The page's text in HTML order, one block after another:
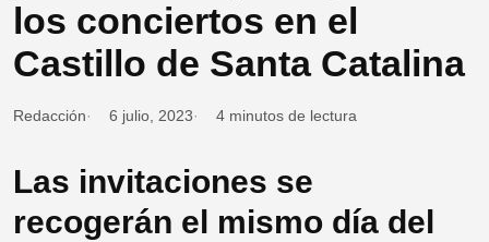
los conciertos en el
Castillo de Santa Catalina
Redacción 6 julio, 2023 4 minutos de lectura
Las invitaciones se
recogerán el mismo día del